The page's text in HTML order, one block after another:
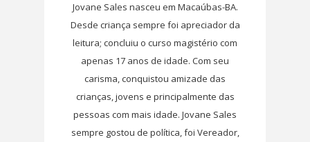
Jovane Sales nasceu em Macaúbas-BA.
Desde criança sempre foi apreciador da
leitura; concluiu o curso magistério com
apenas 17 anos de idade. Com seu
carisma, conquistou amizade das
crianças, jovens e principalmente das
pessoas com mais idade. Jovane Sales
sempre gostou de política, foi Vereador,